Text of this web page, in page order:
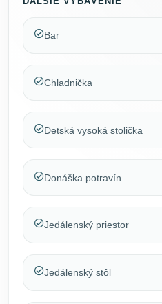
Bar
Chladnička
Detská vysoká stolička
Donáška potravín
Jedálenský priestor
Jedálenský stôl